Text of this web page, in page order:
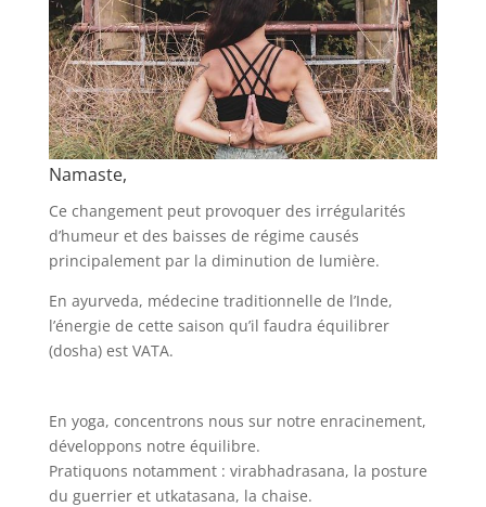
Namaste,
Ce changement peut provoquer des irrégularités
d’humeur et des baisses de régime causés
principalement par la diminution de lumière.
En ayurveda, médecine traditionnelle de l’Inde,
l’énergie de cette saison qu’il faudra équilibrer
(dosha) est VATA.
En yoga, concentrons nous sur notre enracinement,
développons notre équilibre.
Pratiquons notamment : virabhadrasana, la posture
du guerrier et utkatasana, la chaise.